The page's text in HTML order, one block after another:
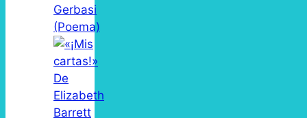
Gerbasi
(Poema)